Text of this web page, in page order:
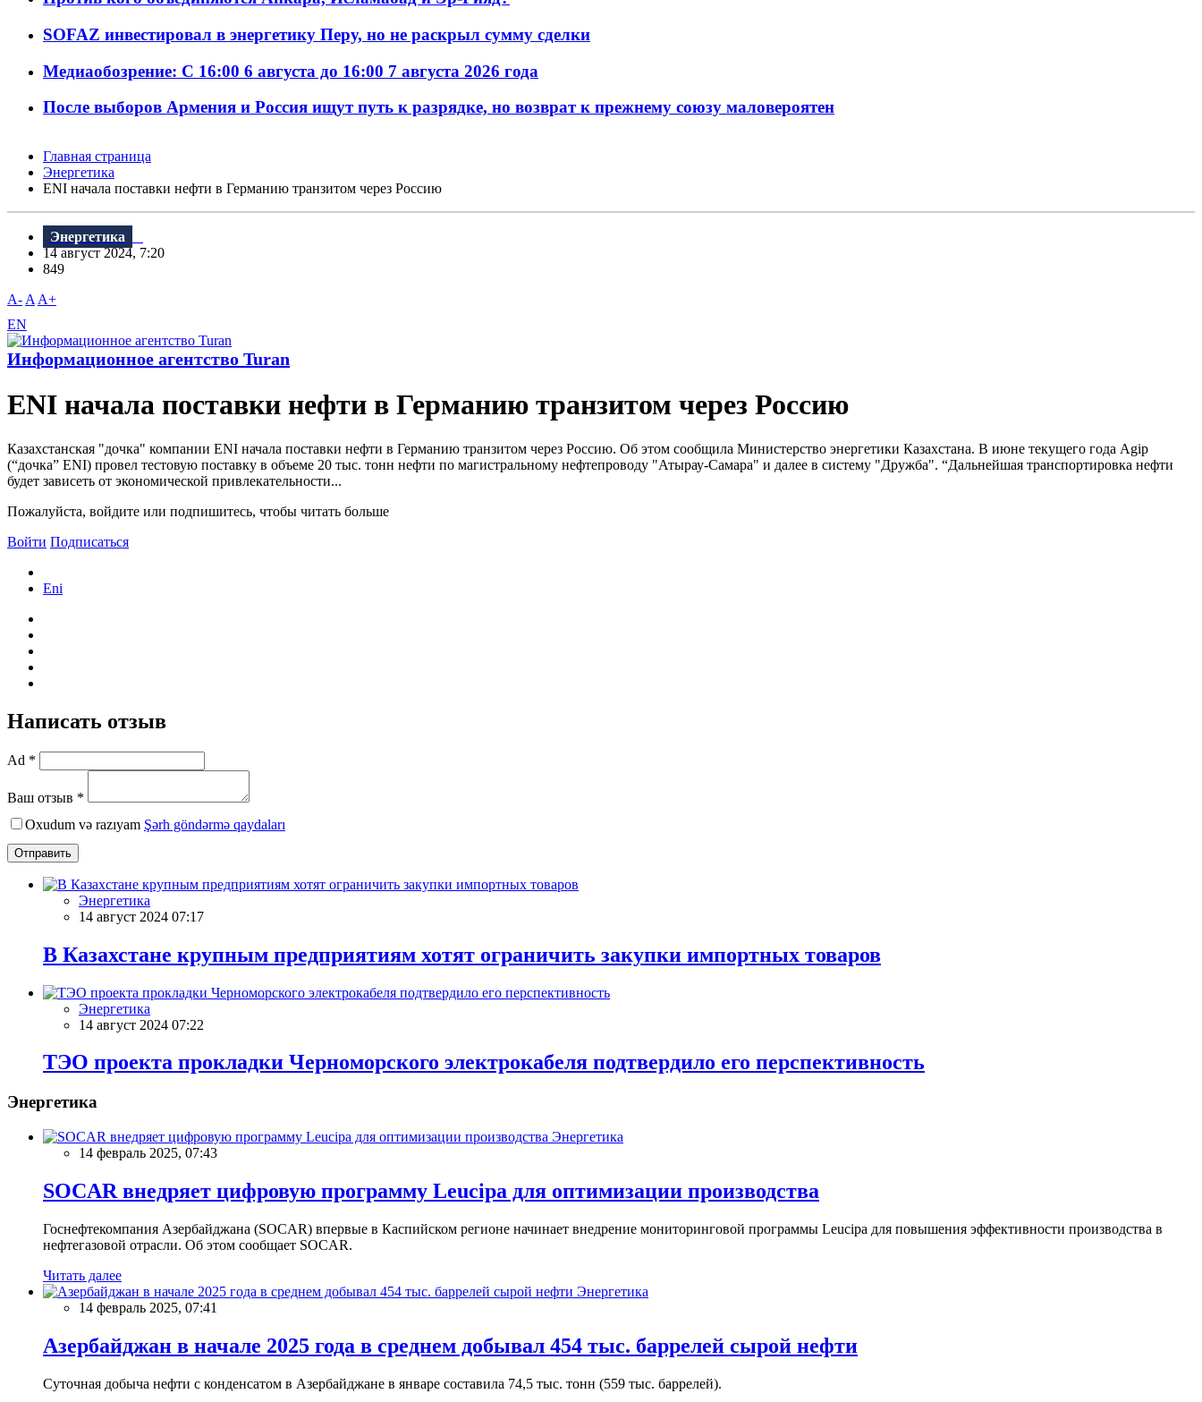
SOFAZ инвестировал в энергетику Перу, но не раскрыл сумму сделки
Медиаобозрение: С 16:00 6 августа до 16:00 7 августа 2026 года
После выборов Армения и Россия ищут путь к разрядке, но возврат к прежнему союзу маловероятен
Главная страница
Энергетика
ENI начала поставки нефти в Германию транзитом через Россию
Энергетика
14 август 2024, 7:20
849
A- A A+
EN
Информационное агентство Turan
ENI начала поставки нефти в Германию транзитом через Россию
Казахстанская "дочка" компании ENI начала поставки нефти в Германию транзитом через Россию. Об этом сообщила Министерство энергетики Казахстана. В июне текущего года Agip
(“дочка” ENI) провел тестовую поставку в объеме 20 тыс. тонн нефти по магистральному нефтепроводу "Атырау-Самара" и далее в систему "Дружба". “Дальнейшая транспортировка нефти
будет зависеть от экономической привлекательности...
Пожалуйста, войдите или подпишитесь, чтобы читать больше
Войти Подписаться
Eni
Написать отзыв
Ad *
Ваш отзыв *
Oxudum və razıyam Şərh göndərmə qaydaları
Отправить
Энергетика
14 август 2024 07:17
В Казахстане крупным предприятиям хотят ограничить закупки импортных товаров
Энергетика
14 август 2024 07:22
ТЭО проекта прокладки Черноморского электрокабеля подтвердило его перспективность
Энергетика
Энергетика
14 февраль 2025, 07:43
SOCAR внедряет цифровую программу Leucipa для оптимизации производства
Госнефтекомпания Азербайджана (SOCAR) впервые в Каспийском регионе начинает внедрение мониторинговой программы Leucipa для повышения эффективности производства в
нефтегазовой отрасли. Об этом сообщает SOCAR.
Читать далее
Энергетика
14 февраль 2025, 07:41
Азербайджан в начале 2025 года в среднем добывал 454 тыс. баррелей сырой нефти
Суточная добыча нефти с конденсатом в Азербайджане в январе составила 74,5 тыс. тонн (559 тыс. баррелей).